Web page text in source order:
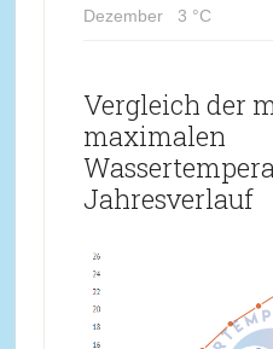
Dezember 3 °C
Vergleich der
maximalen
Jahresverlauf